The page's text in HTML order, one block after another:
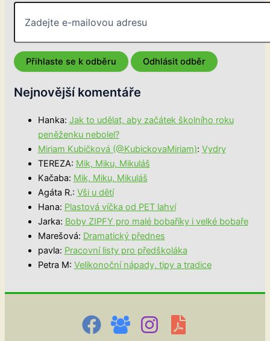
Nejnovější komentáře
Hanka: Jak to udělat, aby začátek školního roku
peněženku nebolel?
Miriam Kubičková (@KubickovaMiriam): Vydry
TEREZA: Mik, Miku, Mikuláš
Kačaba: Mik, Miku, Mikuláš
Agáta R.: Vši u dětí
Hana: Plastová víčka od PET lahví
Jarka: Boby ZIPFY pro malé bobaříky i velké bobaře
Marešová: Dramatický přednes
pavla: Pracovní listy pro předškoláka
Petra M: Velikonoční nápady, tipy a tradice